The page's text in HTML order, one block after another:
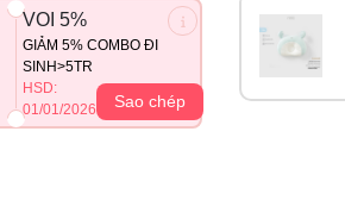
VOI 5%
GIẢM 5% COMBO ĐI
SINH>5TR
HSD:
01/01/2026
Sao chép